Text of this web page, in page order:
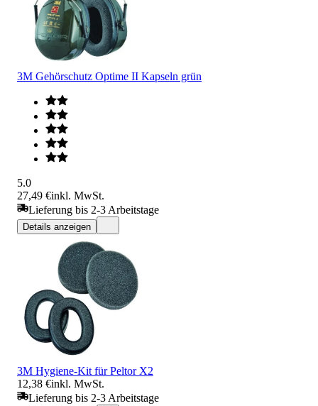
3M Gehörschutz Optime II Kapseln grün
5.0
27,49 €inkl. MwSt.
Lieferung bis 2-3 Arbeitstage
Details anzeigen
3M Hygiene-Kit für Peltor X2
12,38 €inkl. MwSt.
Lieferung bis 2-3 Arbeitstage